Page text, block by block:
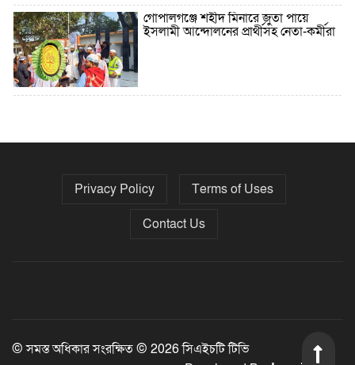
গোপালগঞ্জে শহীদ মিনারে জুতা পায়ে
ইসলামী আন্দোলনের প্রার্থীসহ নেতা-কর্মীরা
নির্বাচনের তফসিল ৮-১৫ ডিসেম্বরের মধ্যে
Privacy Policy
Terms of Uses
Contact Us
© সমস্ত অধিকার সংরক্ষিত © 2026 সিএইচটি টিভি